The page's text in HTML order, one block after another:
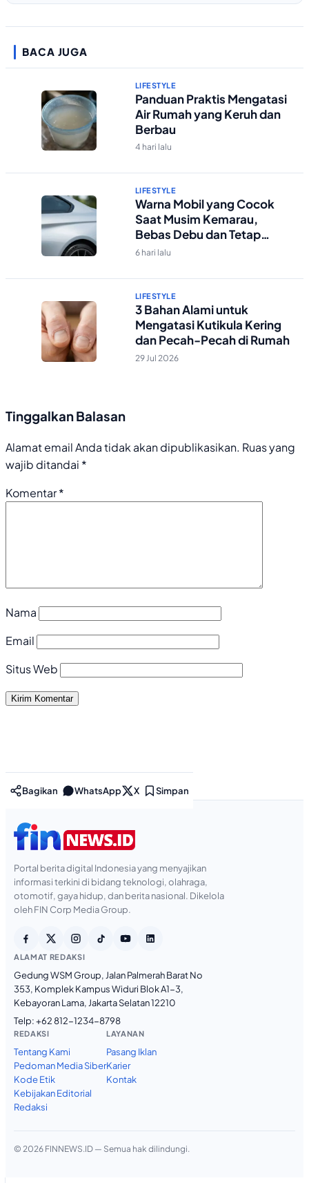
BACA JUGA
LIFESTYLE
Panduan Praktis Mengatasi
Air Rumah yang Keruh dan
Berbau
4 hari lalu
LIFESTYLE
Warna Mobil yang Cocok
Saat Musim Kemarau,
Bebas Debu dan Tetap
Kelihatan Bersih
6 hari lalu
LIFESTYLE
3 Bahan Alami untuk
Mengatasi Kutikula Kering
dan Pecah-Pecah di Rumah
29 Jul 2026
Tinggalkan Balasan
Alamat email Anda tidak akan dipublikasikan. Ruas yang
wajib ditandai *
Komentar*
Nama
Email
Situs Web
Bagikan WhatsApp X Simpan
Portal berita digital Indonesia yang menyajikan
informasi terkini di bidang teknologi, olahraga,
otomotif, gaya hidup, dan berita nasional. Dikelola
oleh FIN Corp Media Group.
ALAMAT REDAKSI
Gedung WSM Group, Jalan Palmerah Barat No
353, Komplek Kampus Widuri Blok A1-3,
Kebayoran Lama, Jakarta Selatan 12210
Telp:+62 812-1234-8798
REDAKSI
Tentang Kami
Pedoman Media Siber
Kode Etik
Kebijakan Editorial
Redaksi
LAYANAN
Pasang Iklan
Karier
Kontak
© 2026 FINNEWS.ID — Semua hak dilindungi.